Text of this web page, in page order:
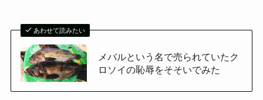
あわせて読みたい
メバルという名で売られていたク
ロソイの恥辱をそそいでみた